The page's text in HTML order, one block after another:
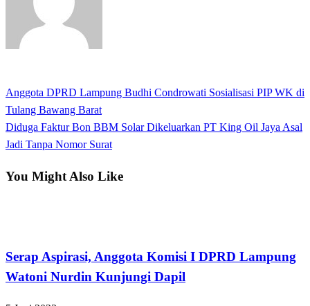
Navigasi
pos
Previous
Post
Anggota DPRD Lampung Budhi Condrowati Sosialisasi PIP WK di
Tulang Bawang Barat
Next
Post
Diduga Faktur Bon BBM Solar Dikeluarkan PT King Oil Jaya Asal
Jadi Tanpa Nomor Surat
You Might Also Like
Serap Aspirasi, Anggota Komisi I DPRD Lampung
Watoni Nurdin Kunjungi Dapil